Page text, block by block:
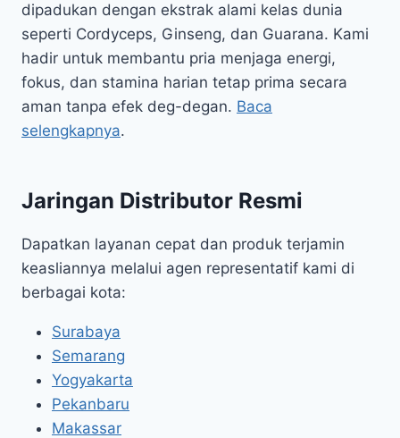
dipadukan dengan ekstrak alami kelas dunia
seperti Cordyceps, Ginseng, dan Guarana. Kami
hadir untuk membantu pria menjaga energi,
fokus, dan stamina harian tetap prima secara
aman tanpa efek deg-degan. Baca
selengkapnya.
Jaringan Distributor Resmi
Dapatkan layanan cepat dan produk terjamin
keasliannya melalui agen representatif kami di
berbagai kota:
Surabaya
Semarang
Yogyakarta
Pekanbaru
Makassar